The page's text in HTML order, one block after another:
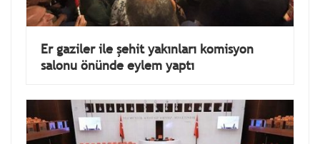
Er gaziler ile şehit yakınları komisyon
salonu önünde eylem yaptı